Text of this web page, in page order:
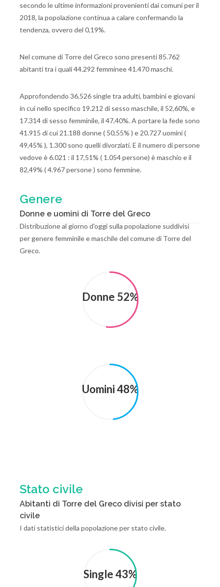
secondo le ultime informazioni provenienti dai comuni per il
2018, la popolazione continua a calare confermando la
tendenza, ovvero del 0,19%.
Nel comune di Torre del Greco sono presenti 85.762
abitanti tra i quali 44.292 femminee 41.470 maschi.
Approfondendo 36.526 single tra adulti, bambini e giovani
in cui nello specifico 19.212 di sesso maschile, il 52,60%, e
17.314 di sesso femminile, il 47,40%. A portare la fede sono
41.915 di cui 21.188 donne ( 50,55% ) e 20.727 uomini (
49,45% ), 1.300 sono quelli divorziati. E il numero di persone
vedove è 6.021 : il 17,51% ( 1.054 persone) è maschio e il
82,49% ( 4.967 persone ) sono femmine.
Genere
Donne e uomini di Torre del Greco
Distribuzione al giorno d'oggi sulla popolazione suddivisi
per genere femminile e maschile del comune di Torre del
Greco.
Donne 52%
Uomini 48%
Stato civile
Abitanti di Torre del Greco divisi per stato
civile
I dati statistici della popolazione per stato civile.
Single 43%